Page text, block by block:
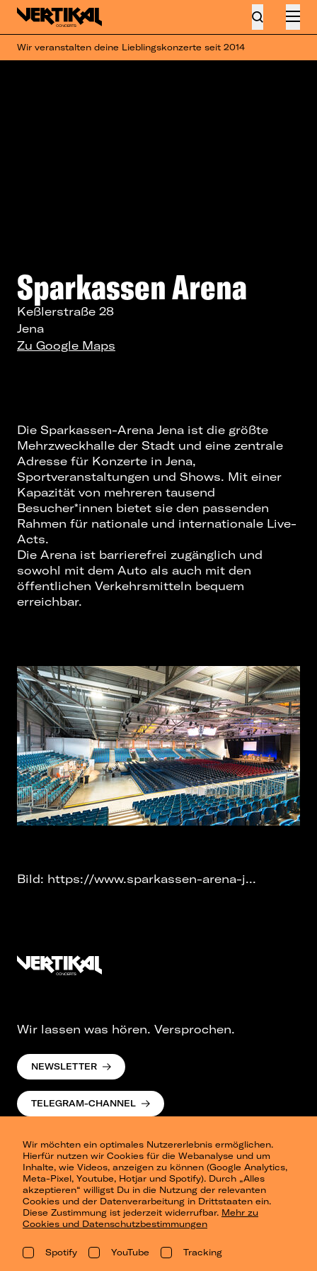
Wir veranstalten deine Lieblingskonzerte seit 2014
Sparkassen Arena
Keßlerstraße 28
Jena
Zu Google Maps
Die Sparkassen-Arena Jena ist die größte
Mehrzweckhalle der Stadt und eine zentrale
Adresse für Konzerte in Jena,
Sportveranstaltungen und Shows. Mit einer
Kapazität von mehreren tausend
Besucher*innen bietet sie den passenden
Rahmen für nationale und internationale Live-
Acts.
Die Arena ist barrierefrei zugänglich und
sowohl mit dem Auto als auch mit den
öffentlichen Verkehrsmitteln bequem
erreichbar.
Bild: https://www.sparkassen-arena-j...
Wir möchten ein optimales Nutzererlebnis ermöglichen.
Hierfür nutzen wir Cookies für die Webanalyse und um
Inhalte, wie Videos, anzeigen zu können (Google Analytics,
Meta-Pixel, Youtube, Hotjar und Spotify). Durch „Alles
akzeptieren“ willigst Du in die Nutzung der relevanten
Cookies und der Datenverarbeitung in Drittstaaten ein.
Diese Zustimmung ist jederzeit widerrufbar. Mehr zu
Cookies und Datenschutzbestimmungen
Spotify YouTube Tracking
Wir lassen was hören. Versprochen.
NEWSLETTER
TELEGRAM-CHANNEL
Presse
Berlin
Dresden
Leipzig
Konzertsommer Petersberg